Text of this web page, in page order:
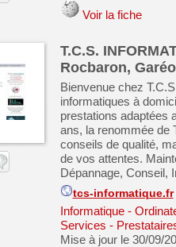
Voir la fiche
T.C.S.
Rocbaron,
Bienvenue chez
informatiques à
prestations adaptées
ans, la renommée de
conseils de qualité,
de vos attentes.
Dépannage, Conseil,
tcs-informatique.fr
Informatique -
Services -
Mise à jour le 30/09/